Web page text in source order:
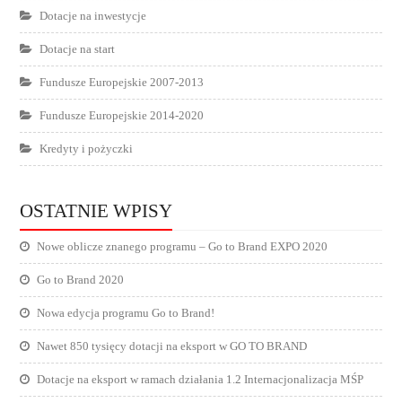
Dotacje na inwestycje
Dotacje na start
Fundusze Europejskie 2007-2013
Fundusze Europejskie 2014-2020
Kredyty i pożyczki
OSTATNIE WPISY
Nowe oblicze znanego programu – Go to Brand EXPO 2020
Go to Brand 2020
Nowa edycja programu Go to Brand!
Nawet 850 tysięcy dotacji na eksport w GO TO BRAND
Dotacje na eksport w ramach działania 1.2 Internacjonalizacja MŚP